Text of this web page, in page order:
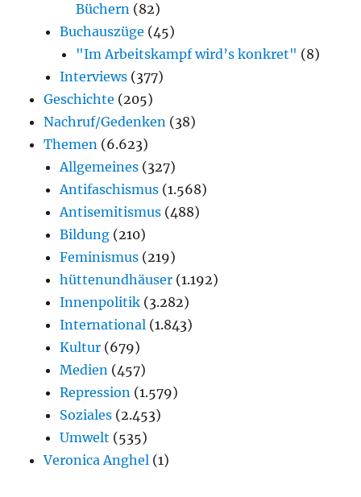
Büchern (82)
Buchauszüge (45)
"Im Arbeitskampf wird’s konkret" (8)
Interviews (377)
Geschichte (205)
Nachruf/Gedenken (38)
Themen (6.623)
Allgemeines (327)
Antifaschismus (1.568)
Antisemitismus (488)
Bildung (210)
Feminismus (219)
hüttenundhäuser (1.192)
Innenpolitik (3.282)
International (1.843)
Kultur (679)
Medien (457)
Repression (1.579)
Soziales (2.453)
Umwelt (535)
Veronica Anghel (1)